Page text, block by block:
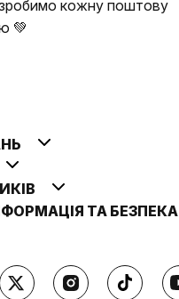
кожну поштову
💚
ТА БЕЗПЕКА